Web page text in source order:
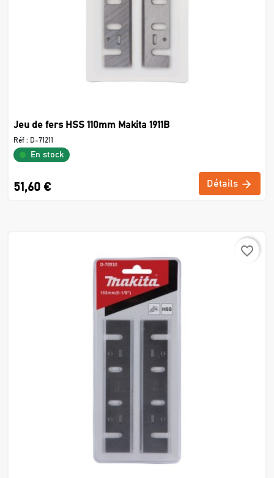
Jeu de fers HSS 110mm Makita 1911B
Réf : D-71211
En stock
51,60 € Détails
favorite_border